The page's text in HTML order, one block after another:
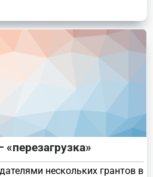
нескольких грантов в